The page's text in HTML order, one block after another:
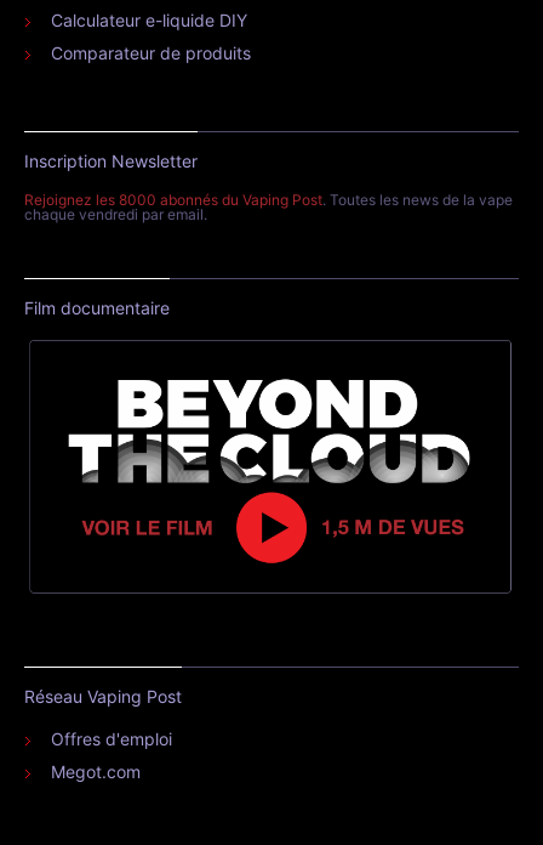
Calculateur e-liquide DIY
Comparateur de produits
Inscription Newsletter
Rejoignez les 8000 abonnés du Vaping Post. Toutes les news de la vape
chaque vendredi par email.
Film documentaire
Réseau Vaping Post
Offres d'emploi
Megot.com